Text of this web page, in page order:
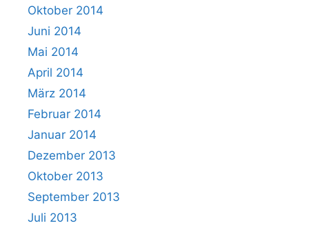
Oktober 2014
Juni 2014
Mai 2014
April 2014
März 2014
Februar 2014
Januar 2014
Dezember 2013
Oktober 2013
September 2013
Juli 2013